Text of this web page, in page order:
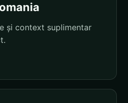
și context suplimentar